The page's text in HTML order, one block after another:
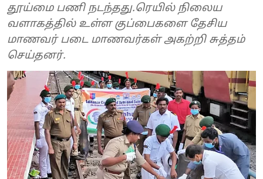
தூய்மை பணி நடந்தது.ரெயில் நிலைய
வளாகத்தில் உள்ள குப்பைகளை தேசிய
மாணவர் படை மாணவர்கள் அகற்றி சுத்தம்
செய்தனர்.